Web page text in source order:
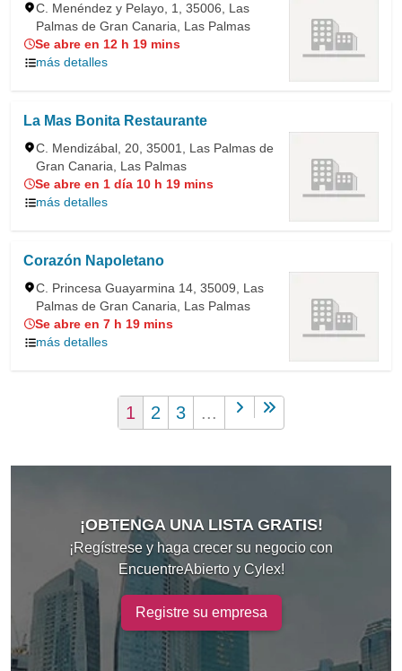
C. Menéndez y Pelayo, 1, 35006, Las
Palmas de Gran Canaria, Las Palmas
Se abre en 12 h 19 mins
más detalles
La Mas Bonita Restaurante
C. Mendizábal, 20, 35001, Las Palmas de
Gran Canaria, Las Palmas
Se abre en 1 día 10 h 19 mins
más detalles
Corazón Napoletano
C. Princesa Guayarmina 14, 35009, Las
Palmas de Gran Canaria, Las Palmas
Se abre en 7 h 19 mins
más detalles
1 2 3 ...
¡OBTENGA UNA LISTA GRATIS!
¡Regístrese y haga crecer su negocio con
EncuentreAbierto y Cylex!
Registre su empresa